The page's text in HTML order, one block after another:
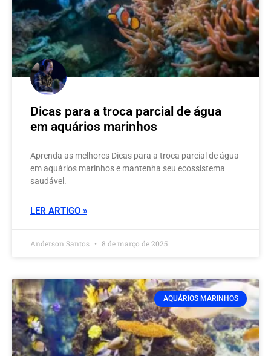
Dicas para a troca parcial de água
em aquários marinhos
Aprenda as melhores Dicas para a troca parcial de água
em aquários marinhos e mantenha seu ecossistema
saudável.
LER ARTIGO »
Anderson Santos 8 de março de 2025
AQUÁRIOS MARINHOS